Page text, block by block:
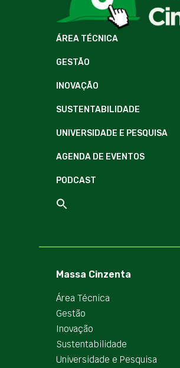
ÁREA TÉCNICA
GESTÃO
INOVAÇÃO
SUSTENTABILIDADE
UNIVERSIDADE E PESQUISA
AGENDA DE EVENTOS
PODCAST
Massa Cinzenta
Área Técnica
Gestão
Inovação
Sustentabilidade
Universidade e Pesquisa